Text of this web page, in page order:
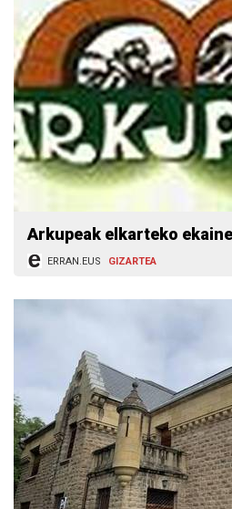
Arkupeak elkarteko
ERRAN.EUS GIZARTEA